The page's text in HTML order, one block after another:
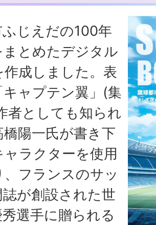
じえだの100年
まとめたデジタル
作成しました。表
ャプテン翼」(集
者としても知られ
陽一氏が書き下
ャラクターを使用
、フランスのサッ
誌が創設された世
選手に贈られる